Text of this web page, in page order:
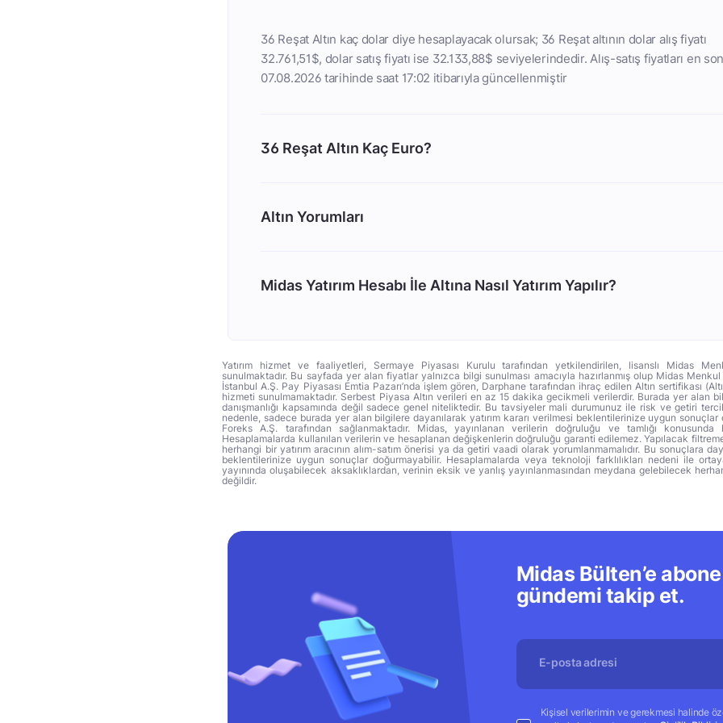
36 Reşat Altın kaç dolar diye hesaplayacak olursak; 36 Reşat altının dolar alış fiyatı
32.761,51$, dolar satış fiyatı ise 32.133,88$ seviyelerindedir. Alış-satış fiyatları en
07.08.2026 tarihinde saat 17:02 itibarıyla güncellenmiştir
36 Reşat Altın Kaç Euro?
Altın Yorumları
Midas Yatırım Hesabı İle Altına Nasıl Yatırım Yapılır?
Yatırım hizmet ve faaliyetleri, Sermaye Piyasası Kurulu tarafından yetkilendirilen, lisanslı Midas
sunulmaktadır. Bu sayfada yer alan fiyatlar yalnızca bilgi sunulması amacıyla hazırlanmış olup Midas
İstanbul A.Ş. Pay Piyasası Emtia Pazarı’nda işlem gören, Darphane tarafından ihraç edilen Altın sertifikası
hizmeti sunulmamaktadır. Serbest Piyasa Altın verileri en az 15 dakika gecikmeli verilerdir. Burada yer alan
danışmanlığı kapsamında değil sadece genel niteliktedir. Bu tavsiyeler mali durumunuz ile risk ve getiri
nedenle, sadece burada yer alan bilgilere dayanılarak yatırım kararı verilmesi beklentilerinize uygun
Foreks A.Ş. tarafından sağlanmaktadır. Midas, yayınlanan verilerin doğruluğu ve tamlığı
Hesaplamalarda kullanılan verilerin ve hesaplanan değişkenlerin doğruluğu garanti edilemez. Yapılacak
herhangi bir yatırım aracının alım-satım önerisi ya da getiri vaadi olarak yorumlanmamalıdır. Bu sonuçlara
beklentilerinize uygun sonuçlar doğurmayabilir. Hesaplamalarda veya teknoloji farklılıkları nedeni ile
yayınında oluşabilecek aksaklıklardan, verinin eksik ve yanlış yayınlanmasından meydana gelebilecek
değildir.
Midas Bülten’e
gündemi takip et.
Kişisel verilerimin ve gerekmesi halinde